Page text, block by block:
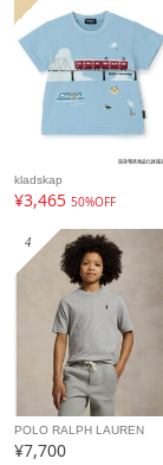
素材
製造国
ギフト
kladskap
¥3,465 50%OFF
4
POLO RALPH LAUREN
¥7,700